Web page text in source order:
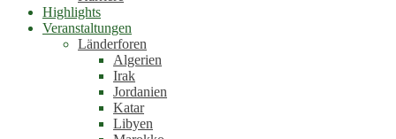
Highlights
Veranstaltungen
Länderforen
Algerien
Irak
Jordanien
Katar
Libyen